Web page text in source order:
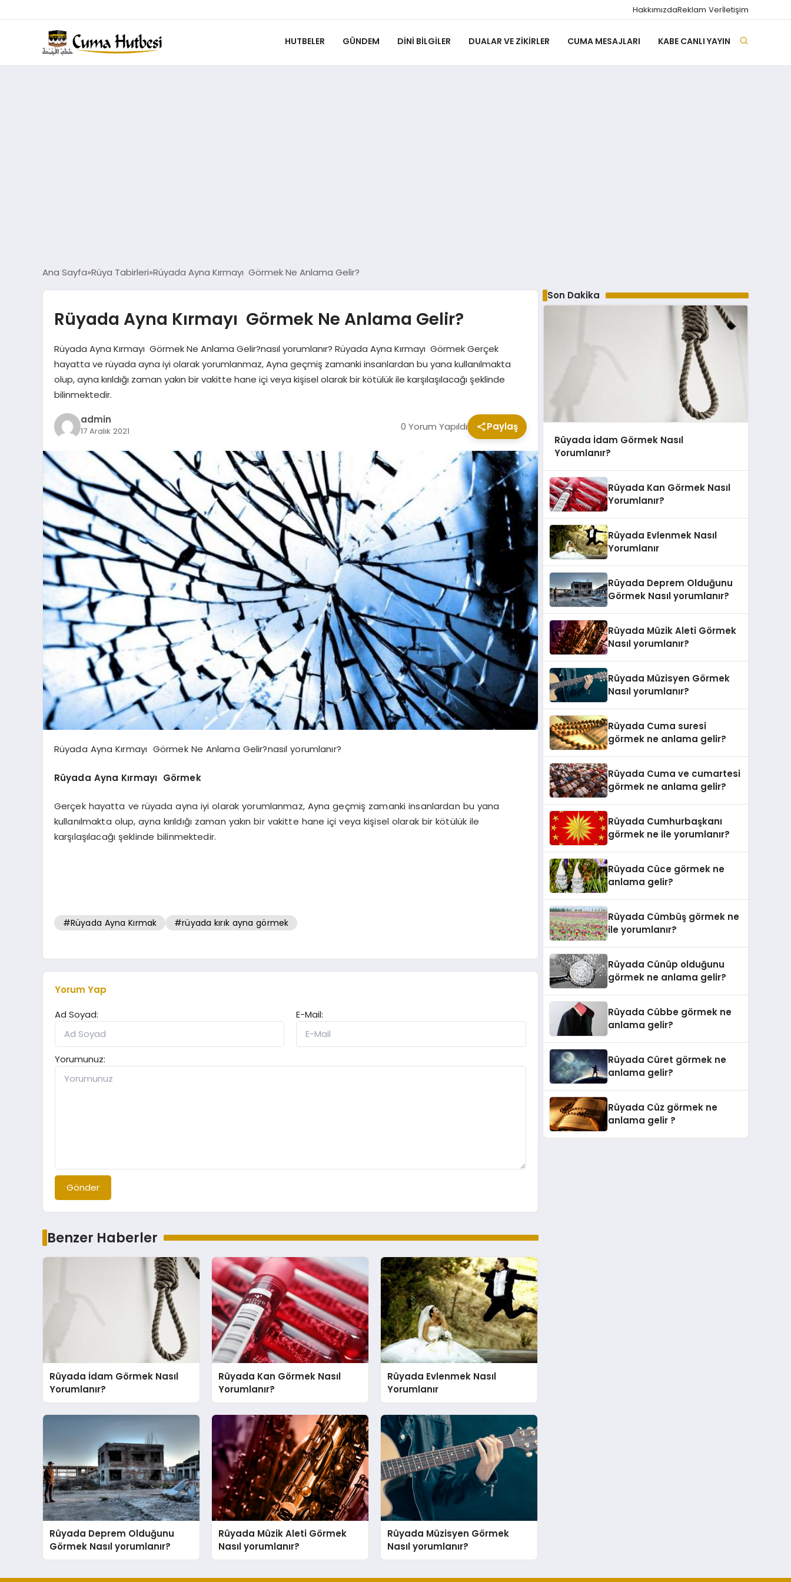
HakkımızdaReklam Verİletişim
HUTBELER GÜNDEM DINI BILGILER DUALAR VE ZIKIRLER CUMA MESAJLARI KABE CANLI YAYIN
Ana Sayfa Rüya Tabirleri Rüyada Ayna Kırmayı Görmek Ne Anlama Gelir?
Rüyada Ayna Kırmayı Görmek Ne Anlama Gelir?
Rüyada Ayna Kırmayı Görmek Ne Anlama Gelir?nasıl yorumlanır? Rüyada Ayna Kırmayı Görmek Gerçek
hayatta ve rüyada ayna iyi olarak yorumlanmaz, Ayna geçmiş zamanki insanlardan bu yana kullanılmakta
olup, ayna kırıldığı zaman yakın bir vakitte hane içi veya kişisel olarak bir kötülük ile karşılaşılacağı şeklinde
bilinmektedir.
admin
17 Aralık 2021 0 Yorum Yapıldı Paylaş
Rüyada Ayna Kırmayı Görmek Ne Anlama Gelir?nasıl yorumlanır?
Rüyada Ayna Kırmayı Görmek
Gerçek hayatta ve rüyada ayna iyi olarak yorumlanmaz, Ayna geçmiş zamanki insanlardan bu yana
kullanılmakta olup, ayna kırıldığı zaman yakın bir vakitte hane içi veya kişisel olarak bir kötülük ile
karşılaşılacağı şeklinde bilinmektedir.
#Rüyada Ayna Kırmak #rüyada kırık ayna görmek
Yorum Yap
Ad Soyad:
E-Mail:
Yorumunuz:
Gönder
Benzer Haberler
Rüyada İdam Görmek Nasıl
Yorumlanır?
Rüyada Kan Görmek Nasıl
Yorumlanır?
Rüyada Evlenmek Nasıl
Yorumlanır
Rüyada Deprem Olduğunu
Görmek Nasıl yorumlanır?
Rüyada Müzik Aleti Görmek
Nasıl yorumlanır?
Rüyada Müzisyen Görmek
Nasıl yorumlanır?
Son Dakika
Rüyada İdam Görmek Nasıl
Yorumlanır?
Rüyada Kan Görmek Nasıl
Yorumlanır?
Rüyada Evlenmek Nasıl
Yorumlanır
Rüyada Deprem Olduğunu
Görmek Nasıl yorumlanır?
Rüyada Müzik Aleti Görmek
Nasıl yorumlanır?
Rüyada Müzisyen Görmek
Nasıl yorumlanır?
Rüyada Cuma suresi
görmek ne anlama gelir?
Rüyada Cuma ve cumartesi
görmek ne anlama gelir?
Rüyada Cumhurbaşkanı
görmek ne ile yorumlanır?
Rüyada Cüce görmek ne
anlama gelir?
Rüyada Cümbüş görmek ne
ile yorumlanır?
Rüyada Cünüp olduğunu
görmek ne anlama gelir?
Rüyada Cübbe görmek ne
anlama gelir?
Rüyada Cüret görmek ne
anlama gelir?
Rüyada Cüz görmek ne
anlama gelir ?